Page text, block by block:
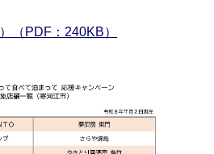
（PDF：240KB）